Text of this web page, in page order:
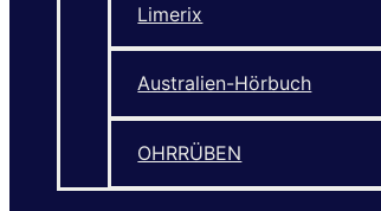
Limerix
Australien-Hörbuch
OHRRÜBEN